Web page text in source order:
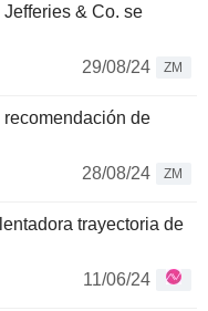
& Co. se
29/08/24
ZM
recomendación de
28/08/24
ZM
trayectoria de
11/06/24